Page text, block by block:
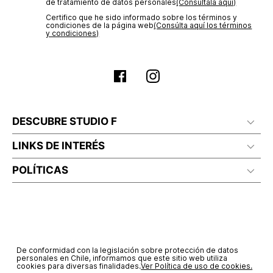
de tratamiento de datos personales‎(Consúltala aquí)
Certifico que he sido informado sobre los términos y
condiciones de la página web‎(Consúlta aquí los términos
y condiciones)
DESCUBRE STUDIO F
LINKS DE INTERÉS
POLÍTICAS
De conformidad con la legislación sobre protección de datos
personales en Chile, informamos que este sitio web utiliza
cookies para diversas finalidades.Ver Política de uso de cookies.